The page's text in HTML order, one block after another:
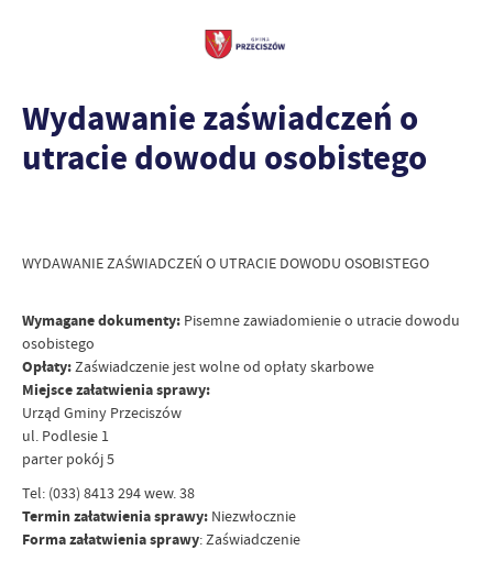
Wydawanie zaświadczeń o
utracie dowodu osobistego
WYDAWANIE ZAŚWIADCZEŃ O UTRACIE DOWODU OSOBISTEGO
Wymagane dokumenty: Pisemne zawiadomienie o utracie dowodu
osobistego
Opłaty:Zaświadczenie jest wolne od opłaty skarbowe
Miejsce załatwienia sprawy:
Urząd Gminy Przeciszów
ul. Podlesie 1
parter pokój 5
Tel: (033) 8413 294 wew. 38
Termin załatwienia sprawy: Niezwłocznie
Forma załatwienia sprawy: Zaświadczenie